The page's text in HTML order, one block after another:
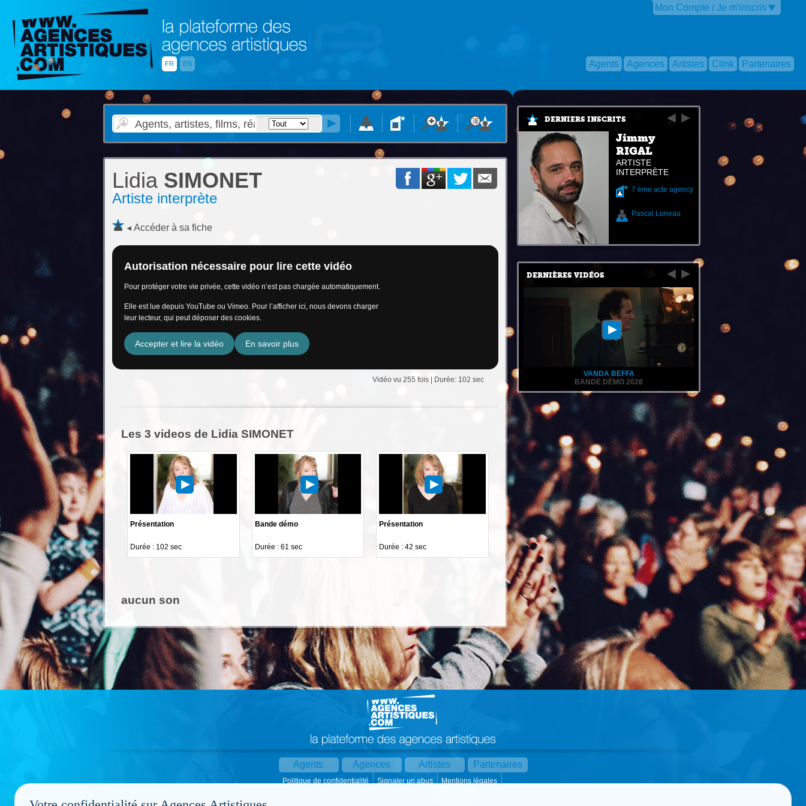
FR EN
Mon Compte / Je m'inscris
Agents Agences Artistes Clink Partenaires
Lidia SIMONET
Artiste interprète
Accéder à sa fiche
Autorisation nécessaire pour lire cette vidéo
Pour protéger votre vie privée, cette vidéo n’est pas chargée automatiquement.
Elle est lue depuis YouTube ou Vimeo. Pour l’afficher ici, nous devons charger
leur lecteur, qui peut déposer des cookies.
Accepter et lire la vidéo En savoir plus
Vidéo vu 255 fois | Durée: 102 sec
Les 3 videos de Lidia SIMONET
Présentation
Durée : 102 sec
Bande démo
Durée : 61 sec
Présentation
Durée : 42 sec
aucun son
DERNIERS INSCRITS
Jimmy
RIGAL
ARTISTE
INTERPRÈTE
7 ème acte agency
Pascal Luneau
DERNIÈRES VIDÉOS
VANDA BEFFA
BANDE DÉMO 2026
Agents Agences Artistes Partenaires
Politique de confidentialité Signaler un abus
Mentions légales